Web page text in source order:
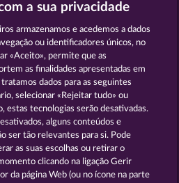
SNEGUROCHKA BOOKS AND BOUNTIES
ROYAL SEVEN ULTRA MYSTERIES OF KARNAK
a sua privacidade
armazenamos e acedemos a dados
ou identificadores únicos, no
«Aceito», permite que as
as finalidades apresentadas em
dados para as seguintes
selecionar «Rejeitar tudo» ou
estas tecnologias serão desativadas.
alguns conteúdos e
ser tão relevantes para si. Pode
as suas escolhas ou retirar o
clicando na ligação Gerir
da página Web (ou no ícone na parte